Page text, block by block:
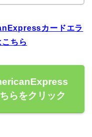
カードエラ
ちら
らをクリック